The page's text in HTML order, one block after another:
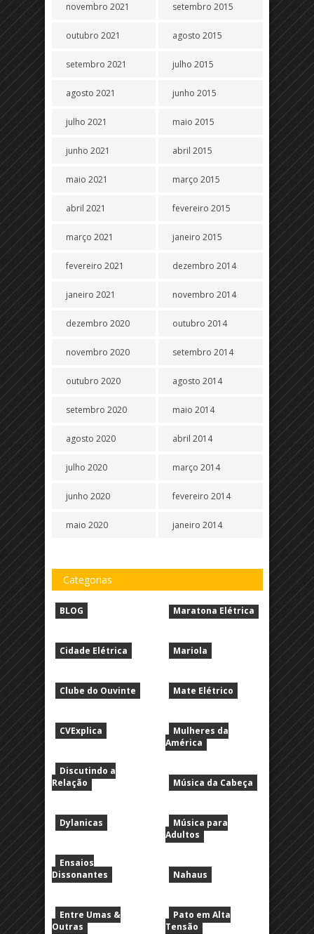
novembro 2021
outubro 2021
setembro 2021
agosto 2021
julho 2021
junho 2021
maio 2021
abril 2021
março 2021
fevereiro 2021
janeiro 2021
dezembro 2020
novembro 2020
outubro 2020
setembro 2020
agosto 2020
julho 2020
junho 2020
maio 2020
setembro 2015
agosto 2015
julho 2015
junho 2015
maio 2015
abril 2015
março 2015
fevereiro 2015
janeiro 2015
dezembro 2014
novembro 2014
outubro 2014
setembro 2014
agosto 2014
maio 2014
abril 2014
março 2014
fevereiro 2014
janeiro 2014
Categorias
BLOG
Cidade Elétrica
Clube do Ouvinte
CVExplica
Discutindo a
Relação
Dylanicas
Ensaios
Dissonantes
Entre Umas &
Outras
Maratona Elétrica
Mariola
Mate Elétrico
Mulheres da
América
Música da Cabeça
Música para
Adultos
Nahaus
Pato em Alta
Tensão